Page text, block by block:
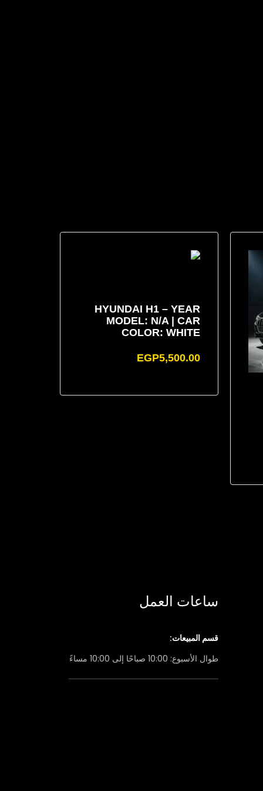
HYUNDAI H1 – YEAR
MODEL: N/A | CAR
COLOR: WHITE
EGP5,500.00
ساعات العمل
قسم المبيعات:
طوال الأسبوع: 10:00 صباحًا إلى 10:00 مساءً